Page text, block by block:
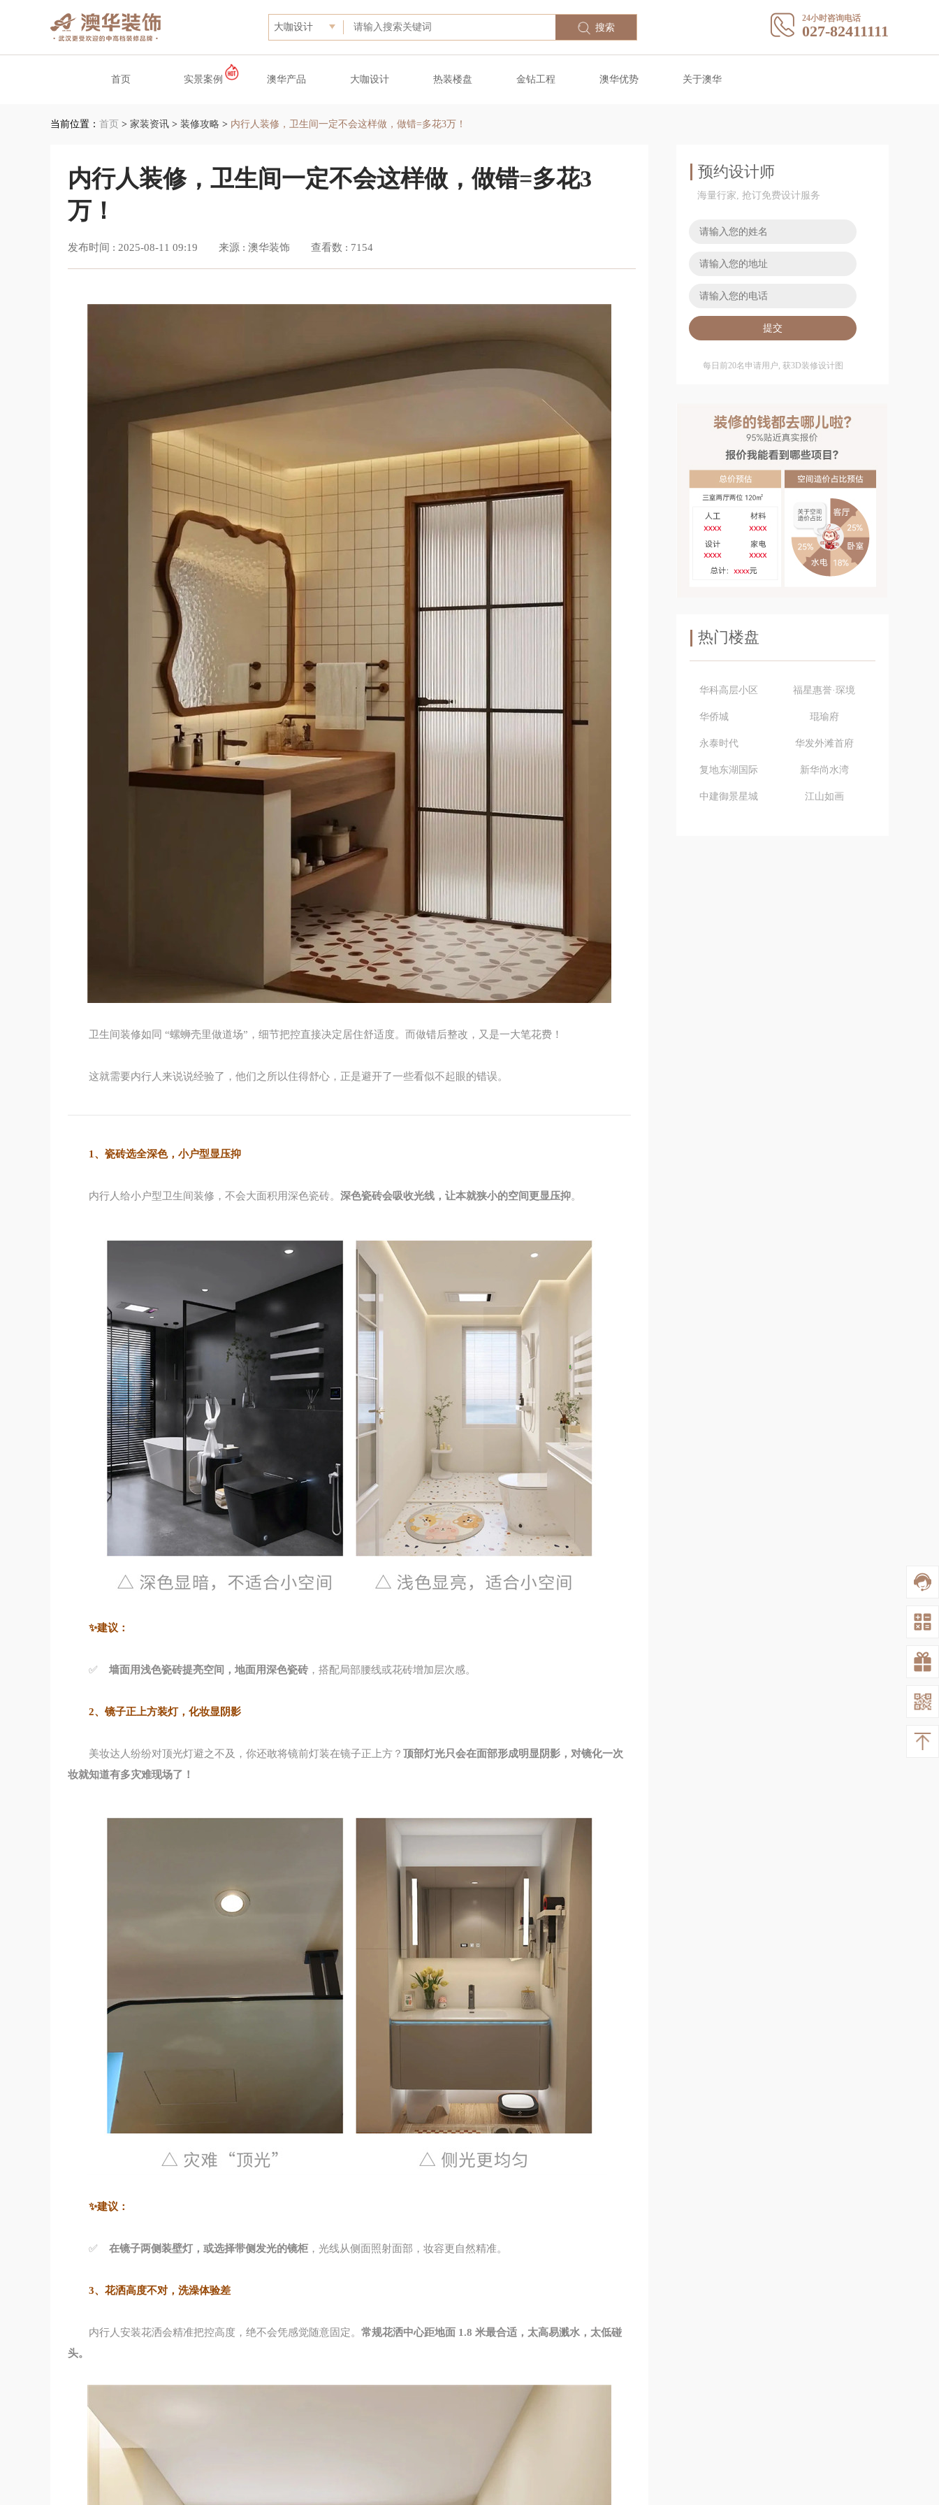
大咖设计 搜索
24小时咨询电话
027-82411111
首页 实景案例 澳华产品 大咖设计 热装楼盘 金钻工程 澳华优势 关于澳华
当前位置： 首页 > 家装资讯 > 装修攻略 > 内行人装修，卫生间一定不会这样做，做错=多花3万！
内行人装修，卫生间一定不会这样做，做错=多花3
万！
发布时间 : 2025-08-11 09:19 来源 : 澳华装饰 查看数 : 7154
卫生间装修如同 “螺蛳壳里做道场”，细节把控直接决定居住舒适度。而做错后整改，又是一大笔花费！
这就需要内行人来说说经验了，他们之所以住得舒心，正是避开了一些看似不起眼的错误。
1、瓷砖选全深色，小户型显压抑
内行人给小户型卫生间装修，不会大面积用深色瓷砖。 深色瓷砖会吸收光线，让本就狭小的空间更显压抑。
✨建议：
✅ 墙面用浅色瓷砖提亮空间，地面用深色瓷砖 ，搭配局部腰线或花砖增加层次感。
2、镜子正上方装灯，化妆显阴影
美妆达人纷纷对顶光灯避之不及，你还敢将镜前灯装在镜子正上方？ 顶部灯光只会在面部形成明显阴影，对镜化一次
妆就知道有多灾难现场了！
✨建议：
✅ 在镜子两侧装壁灯，或选择带侧发光的镜柜 ，光线从侧面照射面部，妆容更自然精准。
3、花洒高度不对，洗澡体验差
内行人安装花洒会精准把控高度，绝不会凭感觉随意固定。 常规花洒中心距地面 1.8 米最合适，太高易溅水，太低碰
头。
预约设计师
海量行家, 抢订免费设计服务
每日前20名申请用户, 获3D装修设计图
热门楼盘
华科高层小区 福星惠誉·琛境
华侨城 琨瑜府
永泰时代 华发外滩首府
复地东湖国际 新华尚水湾
中建御景星城 江山如画